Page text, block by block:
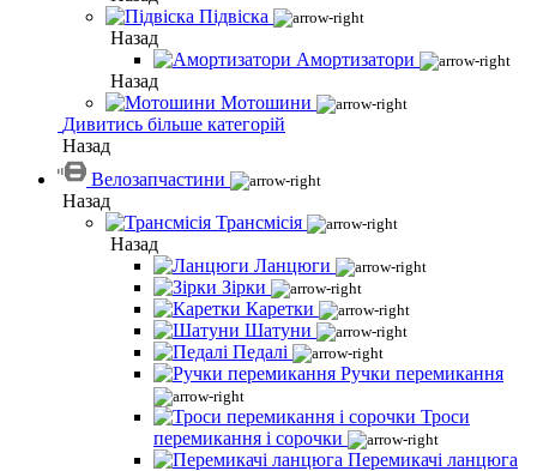
Підвіска
Назад
Амортизатори
Назад
Мотошини
Дивитись більше категорій
Назад
Велозапчастини
Назад
Трансмісія
Назад
Ланцюги
Зірки
Каретки
Шатуни
Педалі
Ручки перемикання
Троси
перемикання і сорочки
Перемикачі ланцюга